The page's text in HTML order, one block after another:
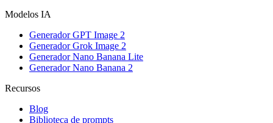
Modelos IA
Generador GPT Image 2
Generador Grok Image 2
Generador Nano Banana Lite
Generador Nano Banana 2
Recursos
Blog
Biblioteca de prompts